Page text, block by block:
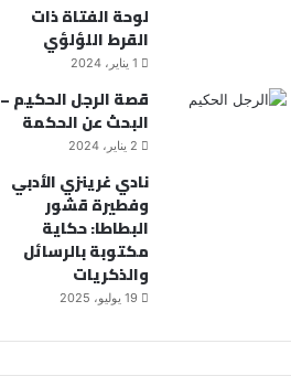
لوحة الفتاة ذات
القرط اللؤلؤي
1 يناير، 2024
قصة الرجل الحكيم –
البحث عن الحكمة
2 يناير، 2024
نادي غرينزي الأدبي
وفطيرة قشور
البطاطا: حكاية
مكتوبة بالرسائل
والذكريات
19 يوليو، 2025